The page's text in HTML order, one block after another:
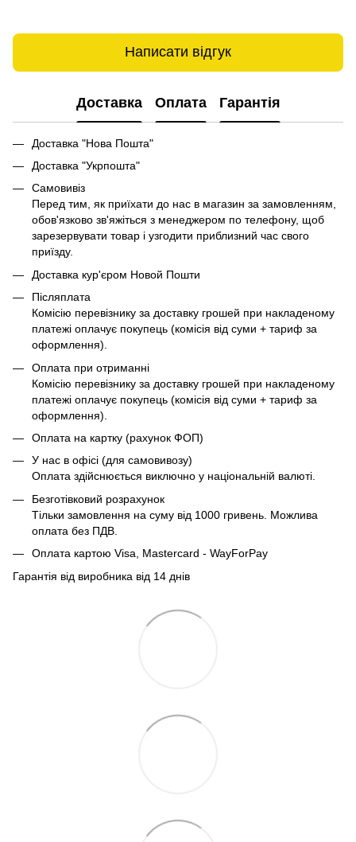
Написати відгук
Доставка Оплата Гарантія
Доставка "Нова Пошта"
Доставка "Укрпошта"
Самовивіз
Перед тим, як приїхати до нас в магазин за замовленням,
обов'язково зв'яжіться з менеджером по телефону, щоб
зарезервувати товар і узгодити приблизний час свого
приїзду.
Доставка кур'єром Новой Пошти
Післяплата
Комісію перевізнику за доставку грошей при накладеному
платежі оплачує покупець (комісія від суми + тариф за
оформлення).
Оплата при отриманні
Комісію перевізнику за доставку грошей при накладеному
платежі оплачує покупець (комісія від суми + тариф за
оформлення).
Оплата на картку (рахунок ФОП)
У нас в офісі (для самовивозу)
Оплата здійснюється виключно у національній валюті.
Безготівковий розрахунок
Тільки замовлення на суму від 1000 гривень. Можлива
оплата без ПДВ.
Оплата картою Visa, Mastercard - WayForPay
Гарантія від виробника від 14 днів